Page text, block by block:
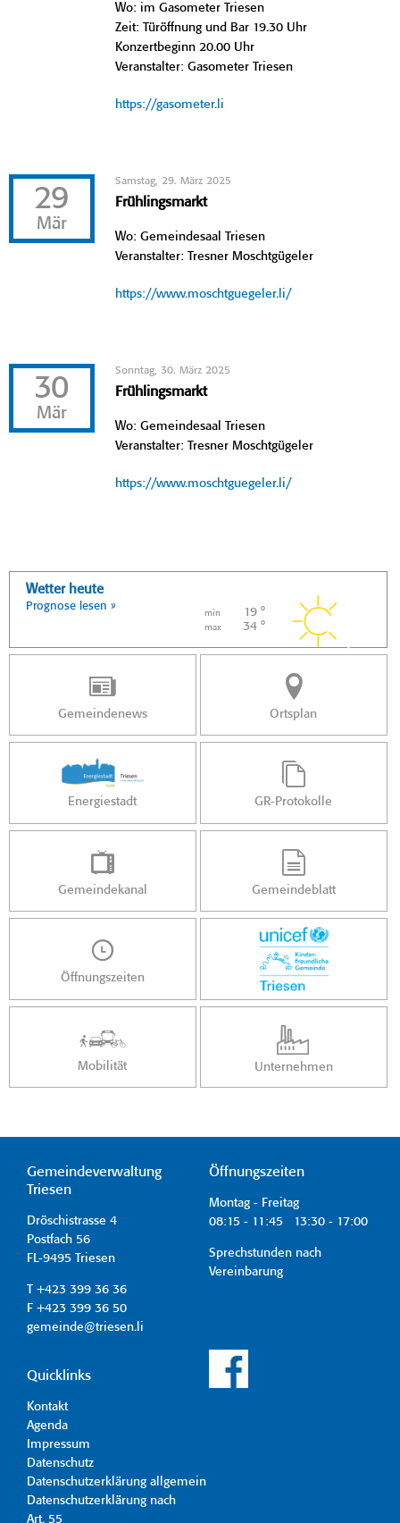
Wo: im Gasometer Triesen
Zeit: Türöffnung und Bar 19.30 Uhr
Konzertbeginn 20.00 Uhr
Veranstalter: Gasometer Triesen
https://gasometer.li
29
Mär
Samstag, 29. März 2025
Frühlingsmarkt
Wo: Gemeindesaal Triesen
Veranstalter: Tresner Moschtgügeler
https://www.moschtguegeler.li/
30
Mär
Sonntag, 30. März 2025
Frühlingsmarkt
Wo: Gemeindesaal Triesen
Veranstalter: Tresner Moschtgügeler
https://www.moschtguegeler.li/
Wetter heute
Prognose lesen »
min 19 °
max 34 °
Gemeindenews Ortsplan
Energiestadt GR-Protokolle
Gemeindekanal Gemeindeblatt
Öffnungszeiten
Mobilität Unternehmen
Gemeindeverwaltung
Triesen
Dröschistrasse 4
Postfach 56
FL-9495 Triesen
T +423 399 36 36
F +423 399 36 50
gemeinde@triesen.li
Öffnungszeiten
Montag - Freitag
08:15 - 11:45 13:30 - 17:00
Sprechstunden nach
Vereinbarung
Quicklinks
Kontakt
Agenda
Impressum
Datenschutz
Datenschutzerklärung allgemein
Datenschutzerklärung nach
Art. 55